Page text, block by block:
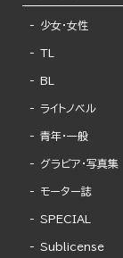
少女・女性
TL
BL
ライトノベル
青年・一般
グラビア・写真集
モーター誌
SPECIAL
Sublicense